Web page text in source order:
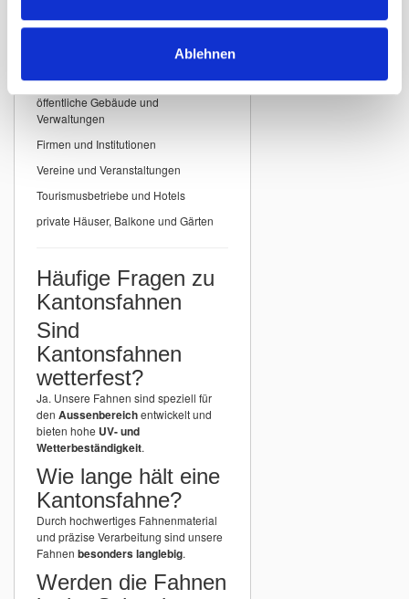
Ablehnen
Kantonsfahnen
Kantonsfahnen der Schweiz
öffentliche Gebäude und
Verwaltungen
Firmen und Institutionen
Vereine und Veranstaltungen
Tourismusbetriebe und Hotels
private Häuser, Balkone und Gärten
Häufige Fragen zu
Kantonsfahnen
Sind
Kantonsfahnen
wetterfest?
Ja. Unsere Fahnen sind speziell für
den Aussenbereichentwickelt und
bieten hohe UV- und
Wetterbeständigkeit.
Wie lange hält eine
Kantonsfahne?
Durch hochwertiges Fahnenmaterial
und präzise Verarbeitung sind unsere
Fahnen besonders langlebig.
Werden die Fahnen